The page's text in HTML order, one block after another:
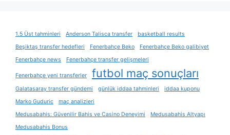
1.5 Üst tahminleri Anderson Talisca transfer
basketball results
Beşiktaş transfer hedefleri
Fenerbahçe Beko
Fenerbahçe Beko galibiyet
Fenerbahçe news
Fenerbahçe transfer gelişmeleri
Fenerbahçe yeni transferler futbol maç sonuçları
Galatasaray transfer gündemi günlük iddaa tahminleri
iddaa kuponu
Marko Guduric
maç analizleri
Medusabahis: Güvenilir Bahis ve Casino Deneyimi
Medusabahis Altyapı
Medusabahis Bonus